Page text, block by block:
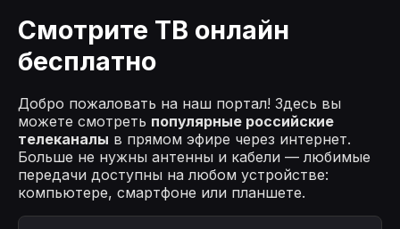
Смотрите ТВ онлайн
бесплатно
Добро пожаловать на наш портал! Здесь вы
можете смотреть популярные российские
телеканалы в прямом эфире через интернет.
Больше не нужны антенны и кабели — любимые
передачи доступны на любом устройстве:
компьютере, смартфоне или планшете.